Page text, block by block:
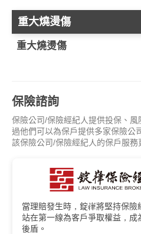
重大燒燙傷
重大燒燙傷
保險諮詢
保險公司/保險經紀人提供投保、
過他們可以為保戶提供多家保險公
該保險公司/保險經紀人的保戶服務
當理賠發生時，錠嵂將堅持保險
站在第一線為客戶爭取權益，成
後盾。